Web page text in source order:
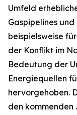
Umfeld
Gaspipelines
beispielsweise
der Konflikt im
Bedeutung der
Energiequellen
hervorgehoben.
den kommenden